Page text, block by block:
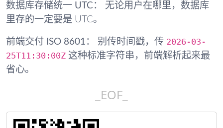
数据库存储统一 UTC：
无论用户在哪里，数据库
里存的一定要是 UTC。
前端交付 ISO 8601： 别传时间戳，传 2026-03-
25T11:30:00Z 这种标准字符串，前端解析起来最
省心。
_EOF_